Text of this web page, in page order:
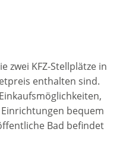
zwei KFZ-Stellplätze in
enthalten sind.
bequem
Bad befindet